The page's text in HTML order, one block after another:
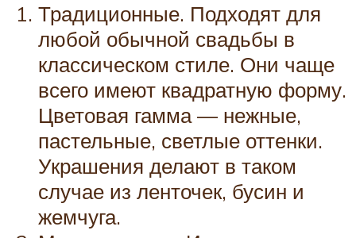
Традиционные. Подходят для
любой обычной свадьбы в
классическом стиле. Они чаще
всего имеют квадратную форму.
Цветовая гамма — нежные,
пастельные, светлые оттенки.
Украшения делают в таком
случае из ленточек, бусин и
жемчуга.